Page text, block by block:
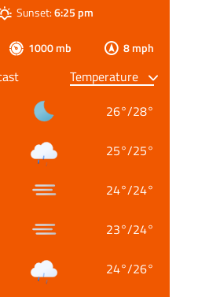
1000 mb 8 mph
Sunset:6:25 pm
26°/28°
25°/25°
24°/24°
23°/24°
24°/26°